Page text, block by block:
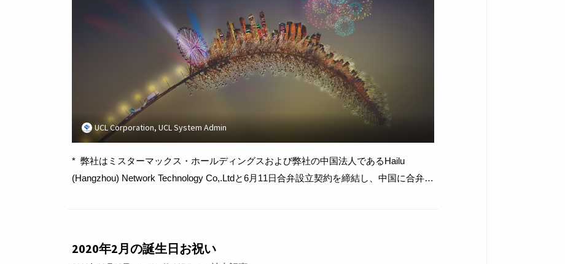
UCL Corporation, UCL System Admin
* 弊社はミスターマックス・ホールディングスおよび弊社の中国法人であるHailu
(Hangzhou) Network Technology Co,.Ltdと6月11日合弁設立契約を締結し、中国に合弁会
2020年2月の誕生日お祝い